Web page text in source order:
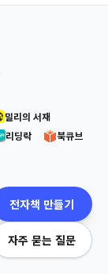
밀리의 서재
리딩락
북큐브
전자책 만들기
자주 묻는 질문